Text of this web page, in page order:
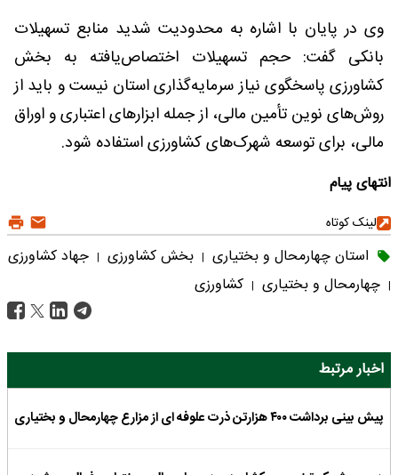
وی در پایان با اشاره به محدودیت شدید منابع تسهیلات
بانکی گفت: حجم تسهیلات اختصاص‌یافته به بخش
کشاورزی پاسخگوی نیاز سرمایه‌گذاری استان نیست و باید از
روش‌های نوین تأمین مالی، از جمله ابزارهای اعتباری و اوراق
مالی، برای توسعه شهرک‌های کشاورزی استفاده شود.
انتهای پیام
لینک کوتاه
استان چهارمحال و بختیاری | بخش کشاورزی | جهاد کشاورزی
| چهارمحال و بختیاری | کشاورزی
اخبار مرتبط
پیش بینی برداشت ۴۰۰ هزارتن ذرت علوفه ای از مزارع چهارمحال و بختیاری